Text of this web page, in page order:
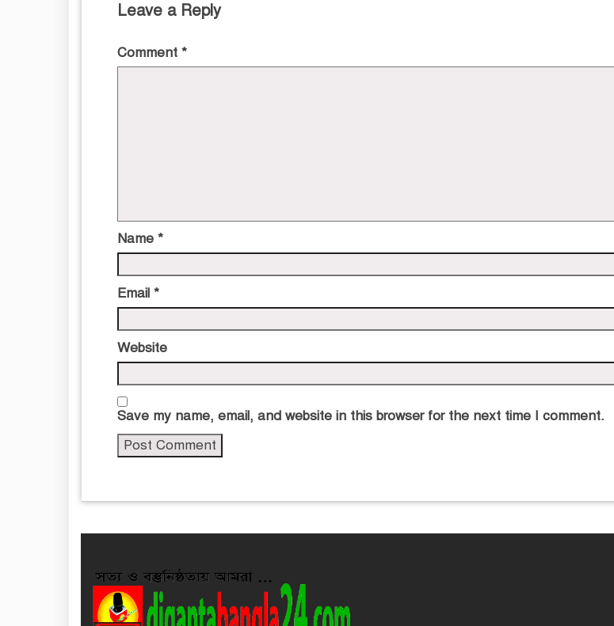
Leave a Reply
Comment *
Name *
Email *
Website
Save my name, email, and website in this browser for the next time I comment.